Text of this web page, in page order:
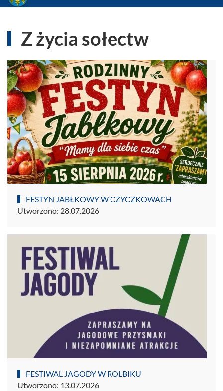
Z życia sołectw
FESTYN JABŁKOWY W CZYCZKOWACH
Utworzono: 28.07.2026
FESTIWAL JAGODY W ROLBIKU
Utworzono: 13.07.2026